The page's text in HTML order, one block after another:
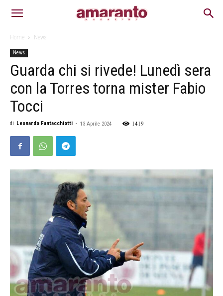
Home News
News
Guarda chi si rivede! Lunedì sera
con la Torres torna mister Fabio
Tocci
di Leonardo Fantacchiotti - 13 Aprile 2024 1419